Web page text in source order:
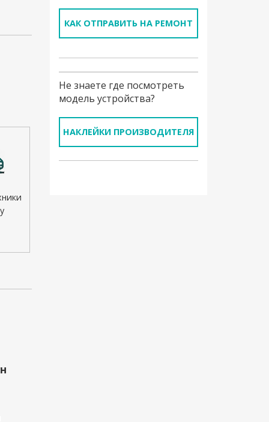
КАК ОТПРАВИТЬ НА РЕМОНТ
Не знаете где посмотреть
модель устройства?
НАКЛЕЙКИ ПРОИЗВОДИТЕЛЯ